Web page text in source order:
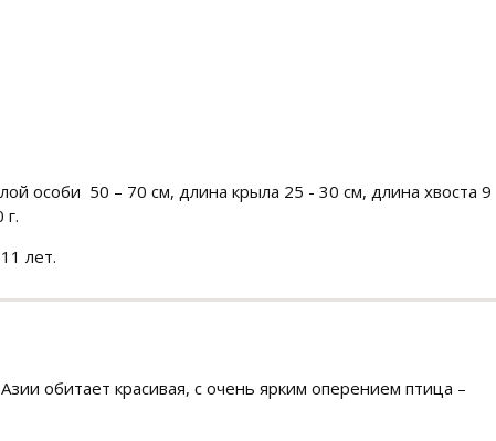
особи 50 – 70 см, длина крыла 25 - 30 см, длина хвоста 9
лет.
обитает красивая, с очень ярким оперением птица –